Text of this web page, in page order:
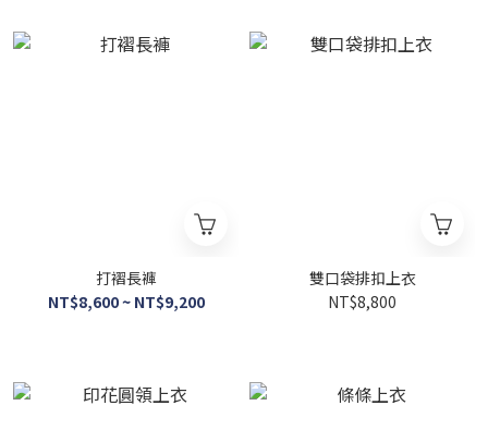
打褶長褲
NT$8,600 ~ NT$9,200
雙口袋排扣上衣
NT$8,800